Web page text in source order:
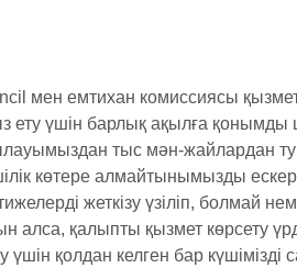
мен емтихан комиссиясы
ету үшін барлық ақылға
тыс мән-жайлардан
көтере алмайтынымызды
жеткізу үзіліп, болмай
алса, қалыпты қызмет көрсету
үшін қолдан келген бар